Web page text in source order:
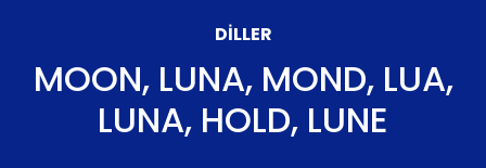
DILLER
MOON, LUNA, MOND, LUA,
LUNA, HOLD, LUNE